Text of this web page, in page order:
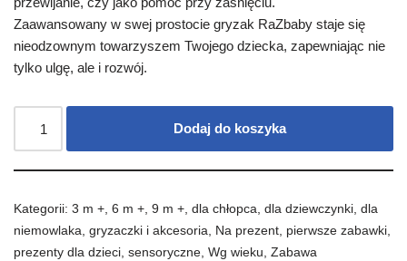
Zaawansowany w swej prostocie gryzak RaZbaby staje się
nieodzownym towarzyszem Twojego dziecka, zapewniając nie
tylko ulgę, ale i rozwój.
Dodaj do koszyka
Kategorii: 3 m +, 6 m +, 9 m +, dla chłopca, dla dziewczynki, dla
niemowlaka, gryzaczki i akcesoria, Na prezent, pierwsze zabawki,
prezenty dla dzieci, sensoryczne, Wg wieku, Zabawa